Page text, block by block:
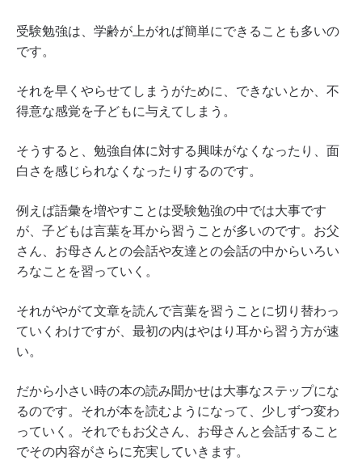
受験勉強は、学齢が上がれば簡単にできることも多いの
です。
それを早くやらせてしまうがために、できないとか、不
得意な感覚を子どもに与えてしまう。
そうすると、勉強自体に対する興味がなくなったり、面
白さを感じられなくなったりするのです。
例えば語彙を増やすことは受験勉強の中では大事です
が、子どもは言葉を耳から習うことが多いのです。お父
さん、お母さんとの会話や友達との会話の中からいろい
ろなことを習っていく。
それがやがて文章を読んで言葉を習うことに切り替わっ
ていくわけですが、最初の内はやはり耳から習う方が速
い。
だから小さい時の本の読み聞かせは大事なステップにな
るのです。それが本を読むようになって、少しずつ変わ
っていく。それでもお父さん、お母さんと会話すること
でその内容がさらに充実していきます。